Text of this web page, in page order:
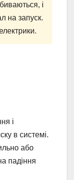
і
на запуск.
і
в системі.
або
падіння